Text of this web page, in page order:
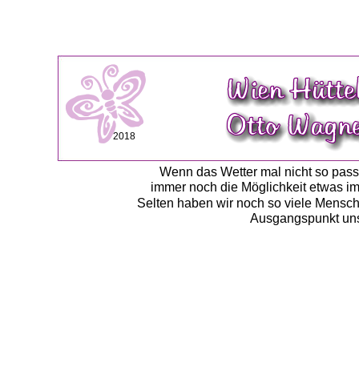
Wenn das Wetter mal nicht so
immer noch die Möglichkeit etwas
Selten haben wir noch so viele
Ausgangspunkt
2018